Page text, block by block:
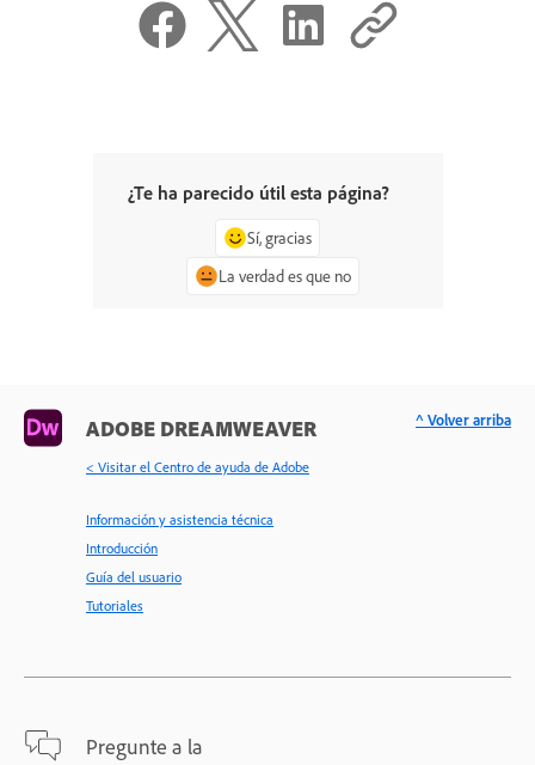
¿Te ha parecido útil esta página?
Sí, gracias
La verdad es que no
ADOBE DREAMWEAVER
< Visitar el Centro de ayuda de Adobe
Información y asistencia técnica
Introducción
Guía del usuario
Tutoriales
Pregunte a la
^ Volver arriba